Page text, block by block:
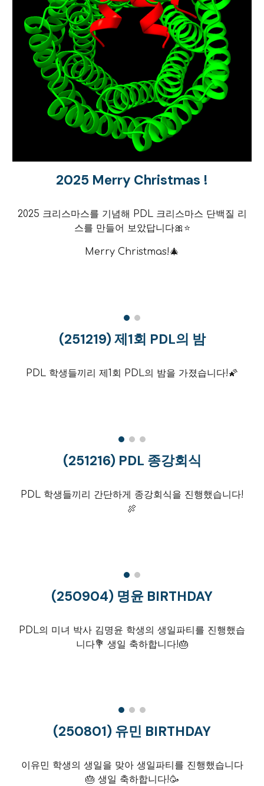
2025 Merry Christmas !
2025 크리스마스를 기념해 PDL 크리스마스 단백질 리
스를 만들어 보았답니다🎀⭐
Merry Christmas!🎄
(251219) 제1회 PDL의 밤
PDL 학생들끼리 제1회 PDL의 밤을 가졌습니다!🌠
(251216) PDL 종강회식
PDL 학생들끼리 간단하게 종강회식을 진행했습니다!
🍖
(250904) 명윤 BIRTHDAY
PDL의 미녀 박사 김명윤 학생의 생일파티를 진행했습
니다💐 생일 축하합니다!🎂
(250801) 유민 BIRTHDAY
이유민 학생의 생일을 맞아 생일파티를 진행했습니다
🎂 생일 축하합니다!🥳